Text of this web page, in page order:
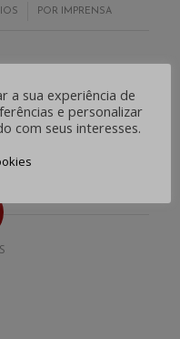
POR IMPRENSA
a sua experiência de
e personalizar
com seus interesses.